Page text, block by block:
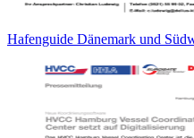
Hafenguide Dänemark und